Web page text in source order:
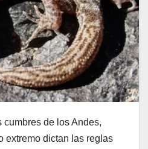
de los Andes,
extremo dictan las reglas